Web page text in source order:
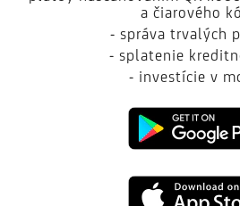
a čiarového
- správa trvalých
- splatenie
- investície v
Google
Play
App